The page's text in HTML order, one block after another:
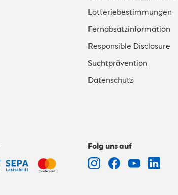
Lotteriebestimmungen
Fernabsatzinformation
Responsible Disclosure
Suchtprävention
Datenschutz
Folg uns auf